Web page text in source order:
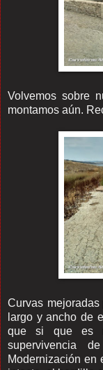
Volvemos sobre
montamos aún.
Curvas
largo y ancho de
que si que es
supervivencia
Modernización en